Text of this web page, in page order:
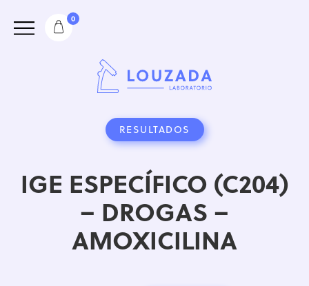
0
RESULTADOS
IGE ESPECÍFICO (C204)
– DROGAS –
AMOXICILINA